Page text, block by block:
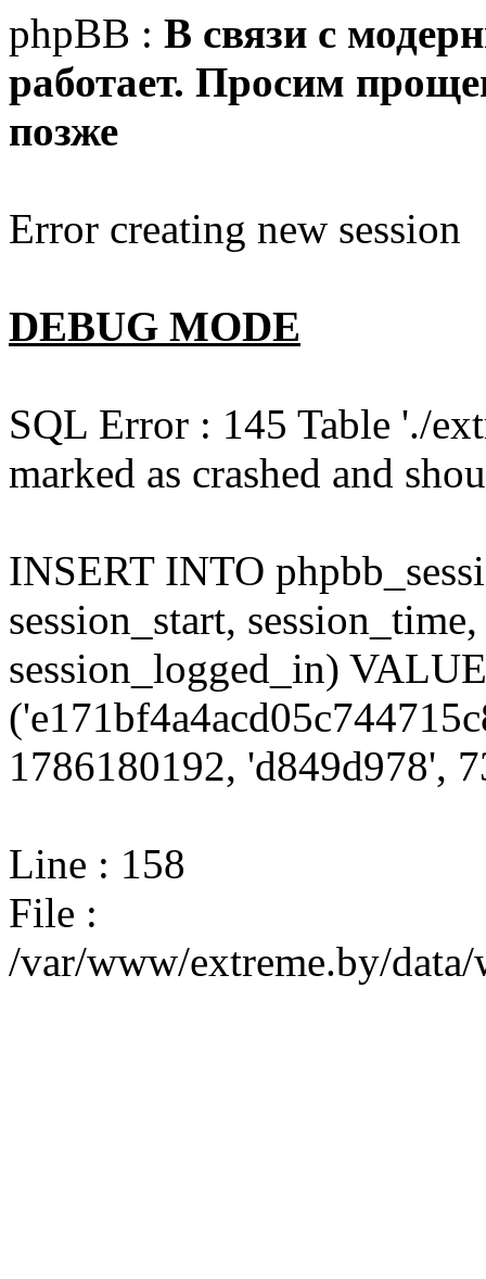
phpBB : В связи с
работает. Просим
позже
Error creating new session
DEBUG MODE
SQL Error : 145 Table './
marked as crashed and
INSERT INTO
session_start,
session_logged_in)
1786180192, 'd849d978',
Line : 158
File :
/var/www/extreme.by/